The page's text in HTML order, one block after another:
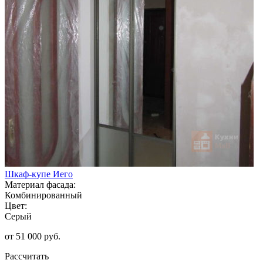
Шкаф-купе Иего
Материал фасада:
Комбинированный
Цвет:
Серый
от 51 000 руб.
Рассчитать